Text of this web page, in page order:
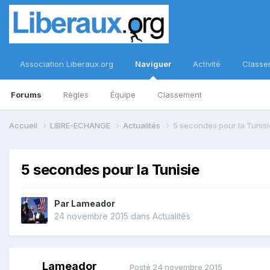
Association Liberaux.org Naviguer
Forums Règles Équipe Classement
Activité
Accueil LIBRE-ECHANGE Actualités 5 secondes pour la
5 secondes pour la Tunisie
Par Lameador
24 novembre 2015 dans Actualités
Lameador Posté 24 novembre 2015